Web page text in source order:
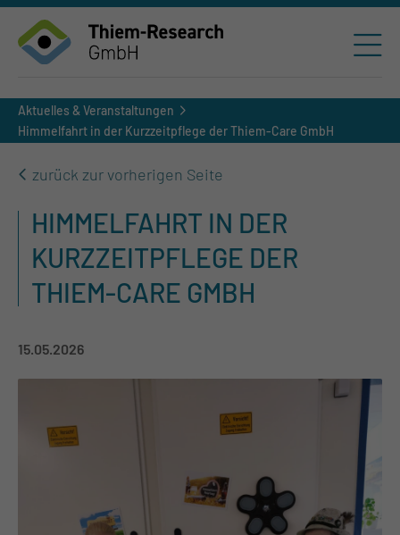
Aktuelles & Veranstaltungen
Himmelfahrt in der Kurzzeitpflege der Thiem-Care GmbH
zurück zur vorherigen Seite
HIMMELFAHRT IN DER
KURZZEITPFLEGE DER
THIEM-CARE GMBH
15.05.2026